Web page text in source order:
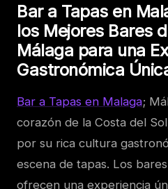
Bar a Tapas en
los Mejores Bares
Málaga para una
Gastronómica
Bar a Tapas en Malaga;
corazón de la Costa del
por su rica cultura
escena de tapas. Los
ofrecen una experiencia